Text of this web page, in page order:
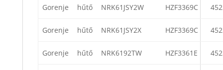
Gorenje hűtő NRK61JSY2W HZF3369C
Gorenje hűtő NRK61JSY2X HZF3369C
Gorenje hűtő NRK6192TW HZF3361E